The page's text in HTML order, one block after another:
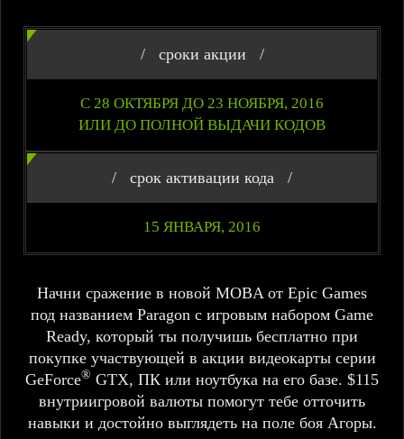
/ сроки акции /
С 28 ОКТЯБРЯ ДО 23 НОЯБРЯ, 2016
ИЛИ ДО ПОЛНОЙ ВЫДАЧИ КОДОВ
/ срок активации кода /
15 ЯНВАРЯ, 2016
Начни сражение в новой MOBA от Epic Games
под названием Paragon с игровым набором Game
Ready, который ты получишь бесплатно при
покупке участвующей в акции видеокарты серии
GeForce® GTX, ПК или ноутбука на его базе. $115
внутриигровой валюты помогут тебе отточить
навыки и достойно выглядеть на поле боя Агоры.